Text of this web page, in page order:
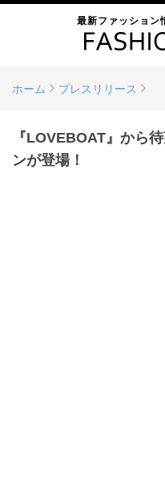
最新ファッション
ホーム プレスリリース
『LOVEBOAT』から
ンが登場！